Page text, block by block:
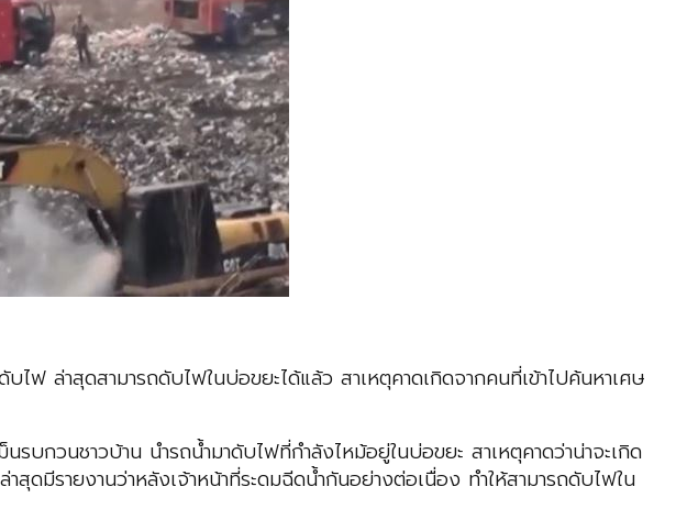
ล่าสุดสามารถดับไฟในบ่อขยะได้แล้ว สาเหตุคาดเกิดจากคนที่เข้าไปค้นหาเศษ
กวนชาวบ้าน นำรถน้ำมาดับไฟที่กำลังไหม้อยู่ในบ่อขยะ สาเหตุคาดว่าน่าจะเกิด
มีรายงานว่าหลังเจ้าหน้าที่ระดมฉีดน้ำกันอย่างต่อเนื่อง ทำให้สามารถดับไฟใน